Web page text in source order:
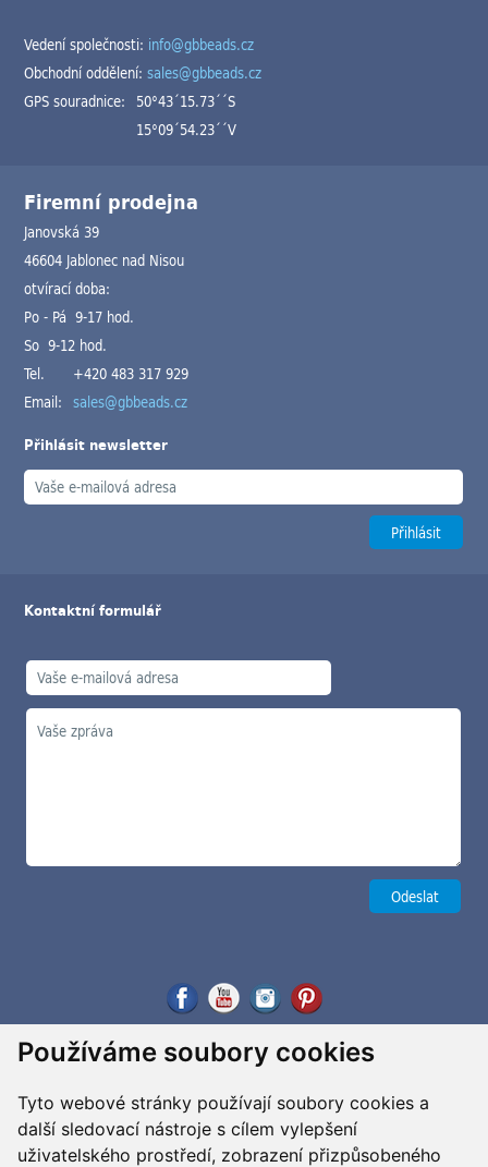
Používáme soubory cookies
Tyto webové stránky používají soubory cookies a
další sledovací nástroje s cílem vylepšení
uživatelského prostředí, zobrazení přizpůsobeného
Vedení společnosti: info@gbbeads.cz
Obchodní oddělení:sales@gbbeads.cz
GPS souradnice: 50°43´15.73´´S
15°09´54.23´´V
Firemní prodejna
Janovská 39
46604 Jablonec nad Nisou
otvírací doba:
Po - Pá 9-17 hod.
So 9-12 hod.
Tel.
+420 483 317 929
Email: sales@gbbeads.cz
Přihlásit newsletter
Kontaktní formulář